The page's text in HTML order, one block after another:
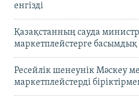
енгізді
Қазақстанның сауда
маркетплейстерге
Ресейлік шенеунік Мәскеу
маркетплейстерді